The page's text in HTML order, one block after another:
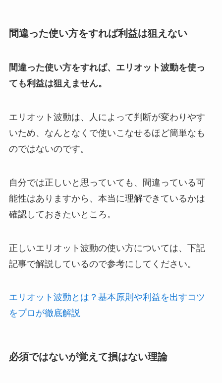
間違った使い方をすれば利益は狙えない
間違った使い方をすれば、エリオット波動を使っ
ても利益は狙えません。
エリオット波動は、人によって判断が変わりやす
いため、なんとなくで使いこなせるほど簡単なも
のではないのです。
自分では正しいと思っていても、間違っている可
能性はありますから、本当に理解できているかは
確認しておきたいところ。
正しいエリオット波動の使い方については、下記
記事で解説しているので参考にしてください。
エリオット波動とは？基本原則や利益を出すコツ
をプロが徹底解説
必須ではないが覚えて損はない理論